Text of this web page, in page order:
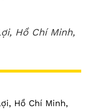
Hồ Chí Minh,
Hồ Chí Minh,